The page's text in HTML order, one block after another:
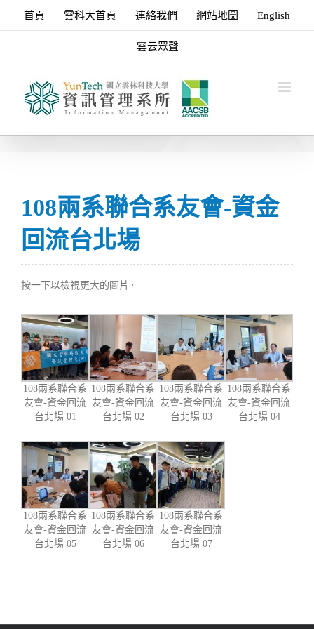
首頁 雲科大首頁 連絡我們 網站地圖 English
雲云眾聲
108兩系聯合系友會-資金
回流台北場
按一下以檢視更大的圖片。
108兩系聯合系
友會-資金回流
台北場 01
108兩系聯合系
友會-資金回流
台北場 02
108兩系聯合系
友會-資金回流
台北場 03
108兩系聯合系
友會-資金回流
台北場 04
108兩系聯合系
友會-資金回流
台北場 05
108兩系聯合系
友會-資金回流
台北場 06
108兩系聯合系
友會-資金回流
台北場 07